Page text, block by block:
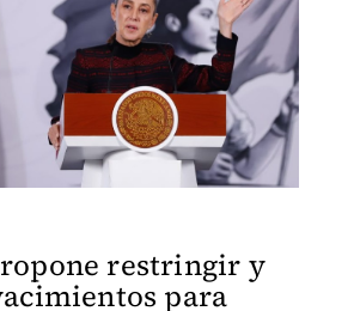
restringir y
para